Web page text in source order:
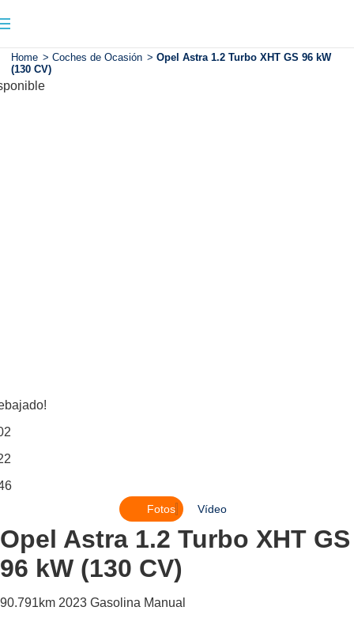
Home > Coches de Ocasión > Opel Astra 1.2 Turbo XHT GS 96 kW
(130 CV)
Fotos Vídeo
Opel Astra 1.2 Turbo XHT GS
96 kW (130 CV)
90.791km 2023 Gasolina Manual